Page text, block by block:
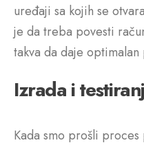
uređaji sa kojih se
je da treba povesti
takva da daje
Izrada i
Kada smo prošli